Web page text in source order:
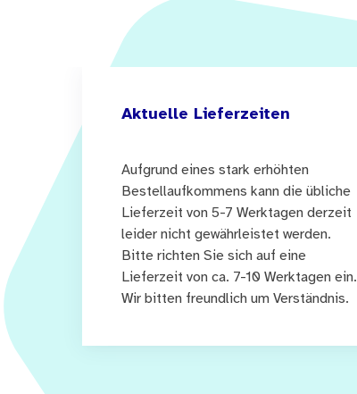
Aktuelle Lieferzeiten
Aufgrund eines stark erhöhten
Bestellaufkommens kann die übliche
Lieferzeit von 5-7 Werktagen derzeit
leider nicht gewährleistet werden.
Bitte richten Sie sich auf eine
Lieferzeit von ca. 7-10 Werktagen ein.
Wir bitten freundlich um Verständnis.